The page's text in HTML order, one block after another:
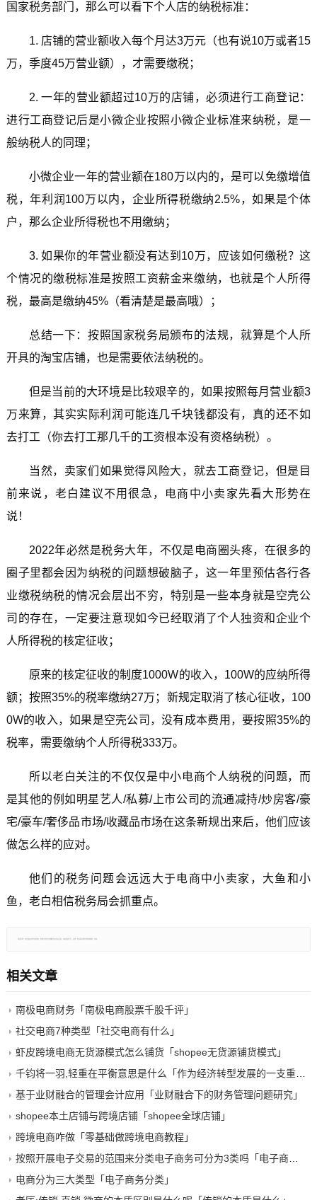
国家税务部门，那么可以看下个人店的纳税标准：
1. 店铺的营业额收入每个月达3万元（也有说10万或者15
万，季度45万营业额），才需要缴税；
2. 一年的营业额超过10万的店铺，必须进行工商登记：
进行工商登记后是小微企业按照小微企业标准来纳税，是一
般纳税人的同理；
小微企业一年的营业额在180万以内的，是可以免缴增值
税，年利润100万以内，企业所得税缴纳2.5%，如果是个体
户，那么企业所得税也不用缴纳；
3. 如果你的年营业额没有达到10万，应该如何缴税？这
个情况的缴税标准是按照工资薪金来缴纳，也就是个人所得
税，最高是缴纳45%（看清楚是最高哦）；
总结一下：按照国家税务局颁布的法规，就算是个人所
开具的淘宝店铺，也是需要依法纳税的。
但是当前的大环境是比较艰辛的，如果按照每月营业额3
万来算，其实实际利润可能连几千块钱都没有，真的还不如
去打工（你去打工那几千的工资根本没有资格纳税）。
当然，卖家们如果觉得风险大，就去工商登记，但是目
前来说，老白建议不用很急，电商中小卖家先看大形势在
说！
2022年必然是税务大年，不仅是电商圈头疼，在很多的
圈子里都会因为纳税的问题想破脑子，这一年里预估各行各
业缴税纳税的情况会层出不穷，特别是一些本身就是空壳公
司的存在，一定要注意现如今已经取消了个人独资和企业个
人所得税的核定征收；
原来的核定征收的制度1000W的收入，100W的应纳所得
额；按照35%的税率缴纳27万；新规定取消了核心征收，100
0W的收入，如果是空壳公司，没有成本费用，要按照35%的
税率，需要缴纳个人所得税333万。
所以老白关注的不仅仅是中小电商个人纳税的问题，而
是其他的例如明星艺人/私募/上市公司的流通减持/炒房客/豪
宅/豪车/奢侈品市场/收藏品市场在这条新规出来后，他们应该
做怎么样的应对。
他们的税务问题会远远大于电商中小卖家，大鱼和小
鱼，老白相信税务局会抓重点。
相关文章
南极电商财务「南极电商股票千股千评」
社交电商7种类型「社交电商有什么」
虾皮跨境电商无货源模式怎么铺货「shopee无货源铺货模式」
千钧将一羽,轻重在平衡意思是什么「作为经济转型发展的一支重要力量」
基于业财融合的管理会计应用「业财融合下的财务管理问题研究」
shopee本土店铺与跨境店铺「shopee全球店铺」
跨境电商咋做「零基础做跨境电商教程」
按照开展电子交易的范围来分类电子商务可分为3类吗「电子商务的分类按参与主体可分为」
电商分为三大类型「电子商务分类」